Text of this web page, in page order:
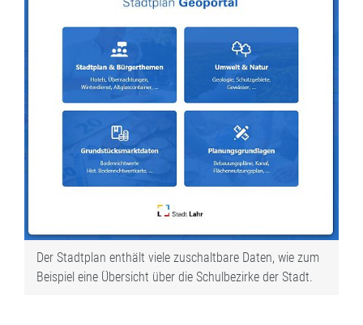
Der Stadtplan enthält viele zuschaltbare Daten, wie zum
Beispiel eine Übersicht über die Schulbezirke der Stadt.